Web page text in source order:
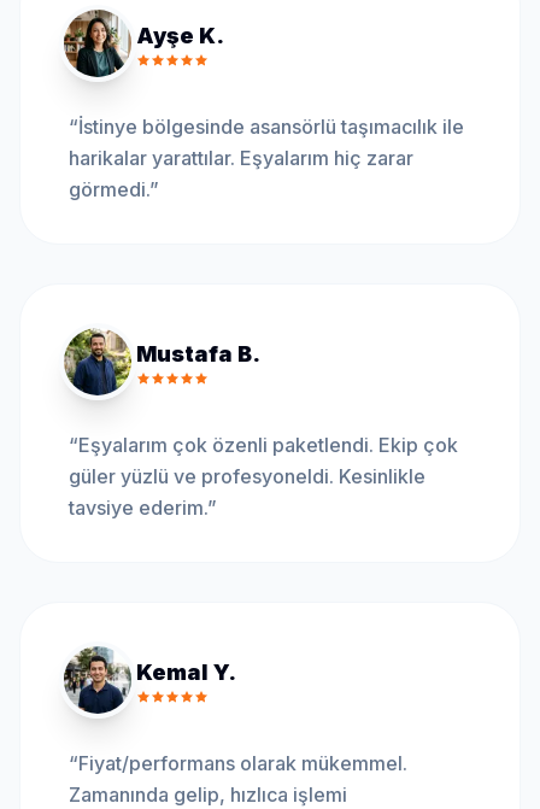
Ayşe K.
“İstinye bölgesinde asansörlü taşımacılık ile
harikalar yarattılar. Eşyalarım hiç zarar
görmedi.”
Mustafa B.
“Eşyalarım çok özenli paketlendi. Ekip çok
güler yüzlü ve profesyoneldi. Kesinlikle
tavsiye ederim.”
Kemal Y.
“Fiyat/performans olarak mükemmel.
Zamanında gelip, hızlıca işlemi